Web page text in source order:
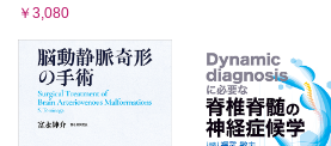
￥3,080